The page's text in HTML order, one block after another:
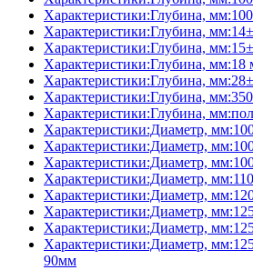
Характеристики:Глубина,
Характеристики:Глубина,
Характеристики:Глубина,
Характеристики:Глубина, мм:18
Характеристики:Глубина,
Характеристики:Глубина,
Характеристики:Глубина,
Характеристики:Диаметр,
Характеристики:Диаметр,
Характеристики:Диаметр,
Характеристики:Диаметр,
Характеристики:Диаметр,
Характеристики:Диаметр,
Характеристики:Диаметр,
Характеристики:Диаметр,
90мм